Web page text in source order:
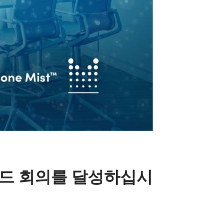
회의를 달성하십시